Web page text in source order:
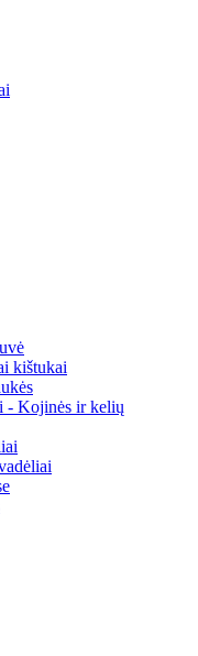
kištukai
- Kojinės ir kelių